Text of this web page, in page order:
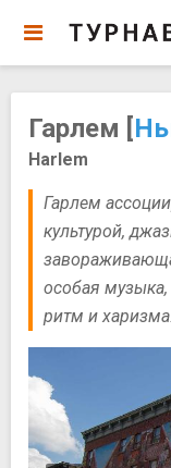
Гарлем [
Harlem
Гарлем
культурой,
особая
ритм и харизма.